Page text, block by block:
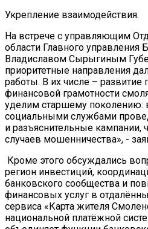
Укрепление взаимодействия.
На встрече с управляющим
области Главного
Владиславом Сырыгиным
приоритетные направления
работы. В их числе –
финансовой грамотности
уделим старшему поколению:
социальными службами
и разъяснительные кампании,
случаев мошенничества», -
Кроме этого обсуждались
регион инвестиций,
банковского сообщества и
финансовых услуг в
сервиса «Карта жителя
национальной платёжной